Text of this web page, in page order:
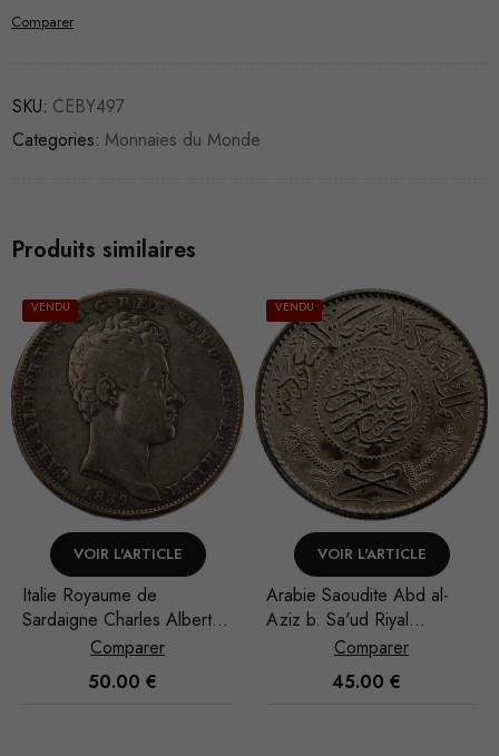
Comparer
SKU: CEBY497
Categories: Monnaies du Monde
Produits similaires
VENDU
VOIR L'ARTICLE
Arabie Saoudite Abd al-
Aziz b. Sa'ud Riyal
1948/AH 1367
Comparer
45.00€
VENDU
VOIR L'ARTICLE
Thaïlande Rama VI Baht
1917
Comparer
60.00€
Nécessaire